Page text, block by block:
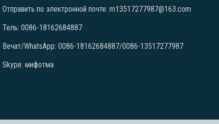
Отправить по электронной почте: m13517277987@163.com
Тель: 0086-18162684887
Вечат/WhatsApp: 0086-18162684887/0086-13517277987
Skype: мифотма